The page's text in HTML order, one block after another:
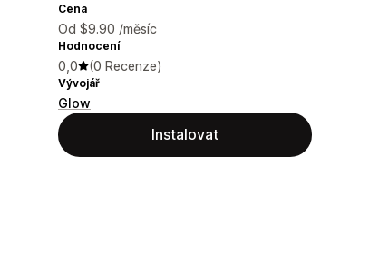
Cena
Od $9.90 /měsíc
Hodnocení
0,0 (0 Recenze)
Vývojář
Glow
Instalovat